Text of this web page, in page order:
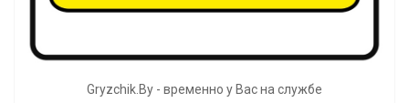
Gryzchik.By - временно у Вас на службе